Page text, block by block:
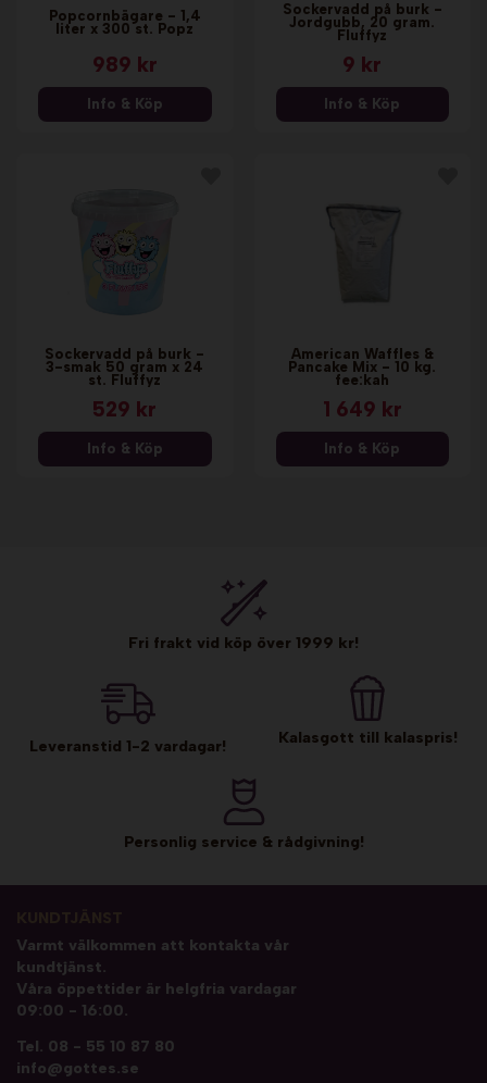
Popcornbägare - 1,4
liter x 300 st. Popz
989 kr
Info & Köp
Sockervadd på burk -
Jordgubb, 20 gram.
Fluffyz
9 kr
Info & Köp
Sockervadd på burk -
3-smak 50 gram x 24
st. Fluffyz
529 kr
Info & Köp
American Waffles &
Pancake Mix - 10 kg.
fee:kah
1 649 kr
Info & Köp
Fri frakt vid köp över 1999 kr!
Leveranstid 1-2 vardagar! Kalasgott till kalaspris!
Personlig service & rådgivning!
Varmt välkommen att kontakta vår
kundtjänst.
Våra öppettider är helgfria vardagar
09:00 - 16:00.
Tel. 08 - 55 10 87 80
info@gottes.se